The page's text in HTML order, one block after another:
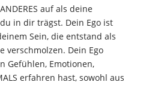
auf als deine
in dir trägst. Dein Ego ist
Sein, die entstand als
verschmolzen. Dein Ego
Gefühlen, Emotionen,
erfahren hast, sowohl aus